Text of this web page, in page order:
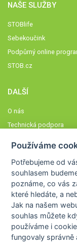
NAŠE SLUŽBY
STOBlife
Sebekoučink
Podpůrný online
STOB.cz
DALŠÍ
O nás
Technická podpora
Členové STOBklubu
Zásady nakládání s
Otestujte se
Spočítejte si
Výzva 52
Používáme
Potřebujeme od
souhlasem
poznáme,co vás
které hledáte, a
Jak na našem
souhlas můžete
používáme i
fungovaly správně